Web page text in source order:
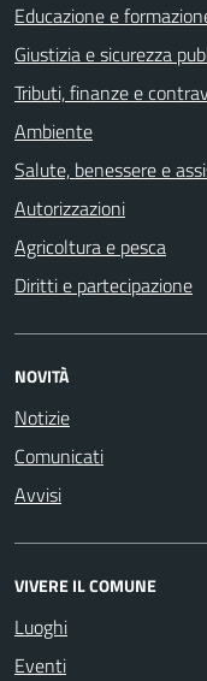
Educazione e
Giustizia e sicurezza
Tributi, finanze e
Ambiente
Salute, benessere e
Autorizzazioni
Agricoltura e pesca
Diritti e partecipazione
NOVITÀ
Notizie
Comunicati
Avvisi
VIVERE IL COMUNE
Luoghi
Eventi